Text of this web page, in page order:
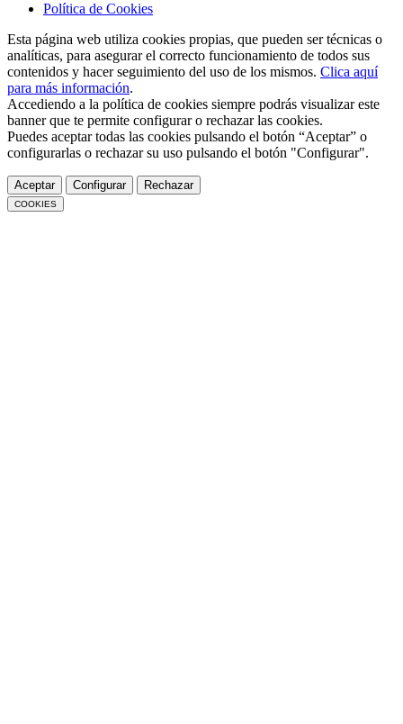
Política de Cookies
Esta página web utiliza cookies propias, que pueden ser técnicas o
analíticas, para asegurar el correcto funcionamiento de todos sus
contenidos y hacer seguimiento del uso de los mismos. Clica aquí
para más información.
Accediendo a la política de cookies siempre podrás visualizar este
banner que te permite configurar o rechazar las cookies.
Puedes aceptar todas las cookies pulsando el botón “Aceptar” o
configurarlas o rechazar su uso pulsando el botón "Configurar".
Aceptar Configurar Rechazar
COOKIES